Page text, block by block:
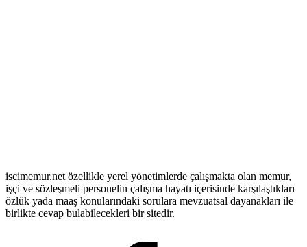
iscimemur.net özellikle yerel yönetimlerde çalışmakta olan memur,
işçi ve sözleşmeli personelin çalışma hayatı içerisinde karşılaştıkları
özlük yada maaş konularındaki sorulara mevzuatsal dayanakları ile
birlikte cevap bulabilecekleri bir sitedir.